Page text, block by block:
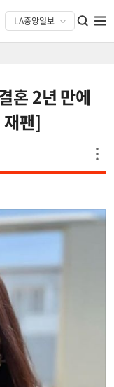
혼 2년 만에
팬]